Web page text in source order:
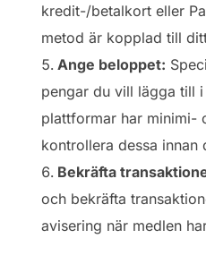
kredit-/betalkort eller
metod är kopplad till
Ange beloppet:
pengar du vill lägga till
plattformar har minimi-
kontrollera dessa innan
Bekräfta
och bekräfta
avisering när medlen